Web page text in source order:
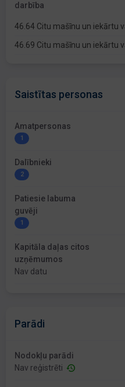
darbība
46.64 Citu mašīnu un iekārtu
46.69 Citu mašīnu un iekārtu
Saistītas personas
Amatpersonas
1
Dalībnieki
2
Patiesie labuma
guvēji
1
Kapitāla daļas citos
uzņēmumos
Nav datu
Parādi
Nodokļu parādi
Nav reģistrēti